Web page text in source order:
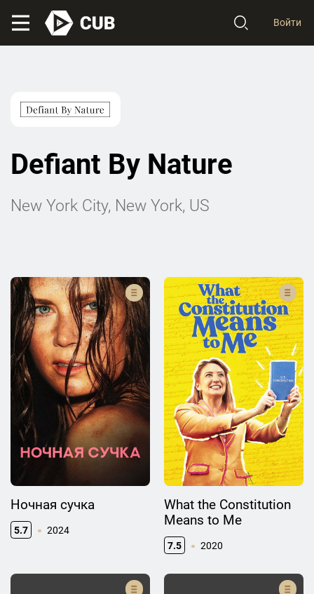
Войти
Defiant By Nature
New York City, New York, US
Ночная сучка
5.7 2024
What the Constitution
Means to Me
7.5 2020